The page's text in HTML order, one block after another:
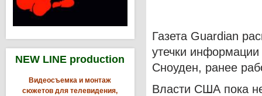
NEW LINE production
Видеосъемка и монтаж
сюжетов для телевидения,
Газета Guardian
утечки
Сноуден, ранее
Власти США пока